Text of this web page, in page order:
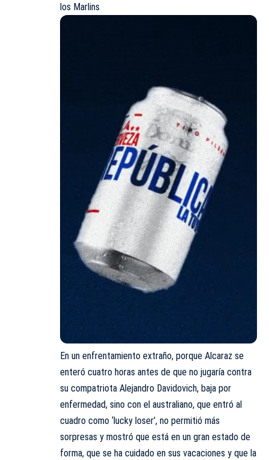
los Marlins
En un enfrentamiento extraño, porque Alcaraz se
enteró cuatro horas antes de que no jugaría contra
su compatriota Alejandro Davidovich, baja por
enfermedad, sino con el australiano, que entró al
cuadro como ‘lucky loser’, no permitió más
sorpresas y mostró que está en un gran estado de
forma, que se ha cuidado en sus vacaciones y que la